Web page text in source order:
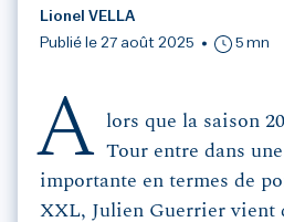
Lionel VELLA
Publié le 27 août 2025
5 mn
A
lors que la saison
Tour entre dans
importante en termes de
XXL, Julien Guerrier vient